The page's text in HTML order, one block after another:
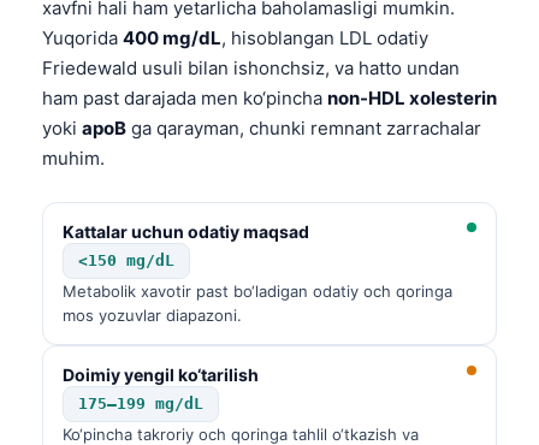
xavfni hali ham yetarlicha baholamasligi mumkin.
Yuqorida 400 mg/dL, hisoblangan LDL odatiy
Friedewald usuli bilan ishonchsiz, va hatto undan
ham past darajada men ko‘pincha non-HDL xolesterin
yoki apoB ga qarayman, chunki remnant zarrachalar
muhim.
Kattalar uchun odatiy maqsad
<150 mg/dL
Metabolik xavotir past bo‘ladigan odatiy och qoringa
mos yozuvlar diapazoni.
Doimiy yengil ko‘tarilish
175–199 mg/dL
Ko‘pincha takroriy och qoringa tahlil o‘tkazish va